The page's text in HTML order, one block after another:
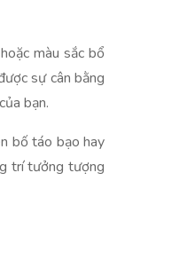
màu sắc bổ
sự cân bằng
bạn.
bố táo bạo hay
trí tưởng tượng